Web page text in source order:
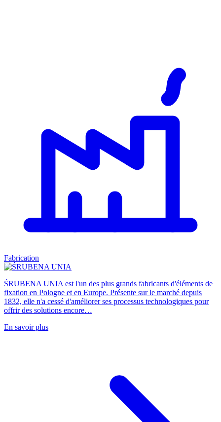
Fabrication
ŚRUBENA UNIA est l'un des plus grands fabricants d'éléments de
fixation en Pologne et en Europe. Présente sur le marché depuis
1832, elle n'a cessé d'améliorer ses processus technologiques pour
offrir des solutions encore…
En savoir plus